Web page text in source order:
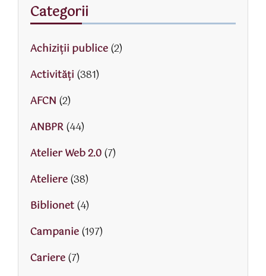
Categorii
Achiziții publice(2)
Activităţi (381)
AFCN (2)
ANBPR(44)
Atelier Web 2.0(7)
Ateliere(38)
Biblionet(4)
Campanie(197)
Cariere(7)